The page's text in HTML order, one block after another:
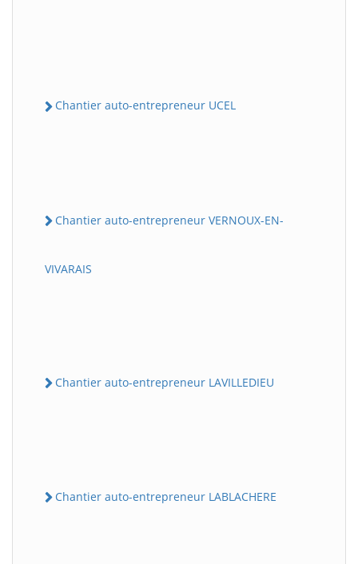
Chantier auto-entrepreneur UCEL
Chantier auto-entrepreneur VERNOUX-EN-
VIVARAIS
Chantier auto-entrepreneur LAVILLEDIEU
Chantier auto-entrepreneur LABLACHERE